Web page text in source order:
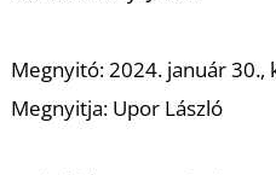
Megnyitó: 2024. január 30.,
Megnyitja: Upor László